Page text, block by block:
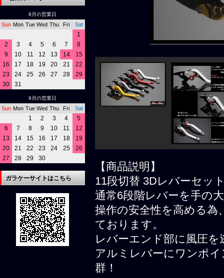
【商品説明】
11段切替 3Dレバーセッ
通常6段階レバーを手の
操作の安全性を高める為
ております。
レバーエンド部に風圧
アルミレバーにワンポ
群！
8月の営業日
Sun Mon Tue Wed Thu Fri Sat
1
2
3 4 5 6 7
8
9
10 11 12 13 14
15
16
17 18 19 20 21
22
23
24 25 26 27 28
29
30
31
9月の営業日
Sun Mon Tue Wed Thu Fri Sat
1 2 3 4
5
6
7 8 9 10 11
12
13
14 15 16 17 18
19
20
21 22 23 24 25
26
27
28 29 30
ガラケーサイトはこちら